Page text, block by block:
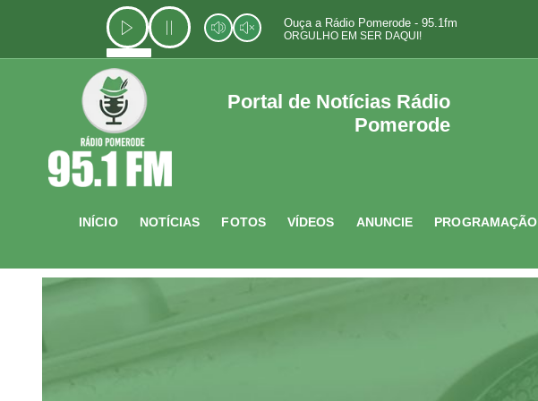
o
Ouça a Rádio Pomerode - 95.1fm
ORGULHO EM SER DAQUI!
Portal de Notícias Rádio
Pomerode
INÍCIO NOTÍCIAS FOTOS VÍDEOS ANUNCIE PROGRAMAÇÃO